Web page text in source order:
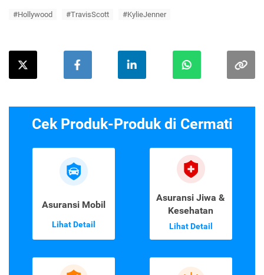
#Hollywood #TravisScott #KylieJenner
Cek Produk-Produk di Cermati
Asuransi Mobil
Lihat Detail
Asuransi Jiwa &
Kesehatan
Lihat Detail